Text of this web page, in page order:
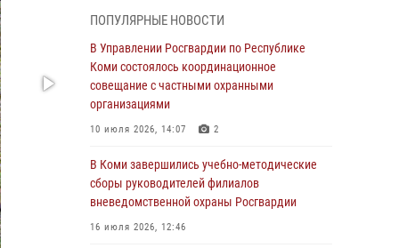
Чемпионате Северо-Западного округа
Росгвардии по спортивному самбо
03 августа 2026, 12:07 5
В Коми росгвардейцы информируют граждан
об изменениях в законодательстве в сфере
оружие за нарушения
02 августа 2026, 06:17
ПОПУЛЯРНЫЕ НОВОСТИ
В Управлении Росгвардии по Республике
Коми состоялось координационное
совещание с частными охранными
организациями
10 июля 2026, 14:07 2
В Коми завершились учебно-методические
сборы руководителей филиалов
вневедомственной охраны Росгвардии
16 июля 2026, 12:46